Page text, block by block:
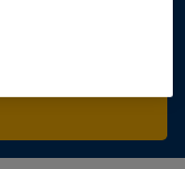
Sie Zeit und Geld!